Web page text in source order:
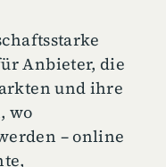
Anbieter, die
und ihre
wo
– online